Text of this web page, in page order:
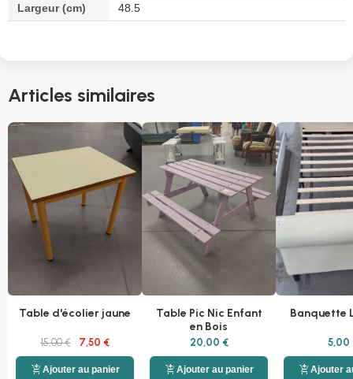
Largeur (cm) 48.5
Articles similaires
Table d'écolier jaune
15,00 € 7,50 €
add_shopping_cartAjouter au panier
Table Pic Nic Enfant
en Bois
20,00 €
add_shopping_cartAjouter au panier
Banquette
5,00
add_shopping_cartAjouter